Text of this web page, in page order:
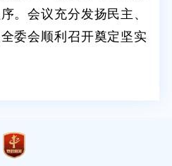
。会议充分发扬民主、
委会顺利召开奠定坚实